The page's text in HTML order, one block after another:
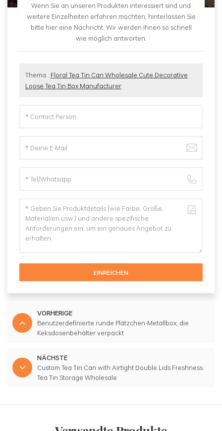
Wenn Sie an unseren Produkten interessiert sind und
weitere Einzelheiten erfahren möchten, hinterlassen Sie
bitte hier eine Nachricht. Wir werden Ihnen so schnell
wie möglich antworten.
Thema : Floral Tea Tin Can Wholesale Cute Decorative
Loose Tea Tin Box Manufacturer
EINREICHEN
VORHERIGE
Benutzerdefinierte runde Plätzchen-Metallbox, die
Keksdosenbehälter verpackt
NÄCHSTE
Custom Tea Tin Can with Airtight Double Lids Freshness
Tea Tin Storage Wholesale